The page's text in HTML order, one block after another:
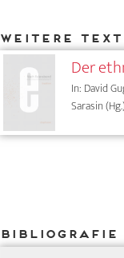
Weitere
Der
In: David
Sarasin
Bibliografie